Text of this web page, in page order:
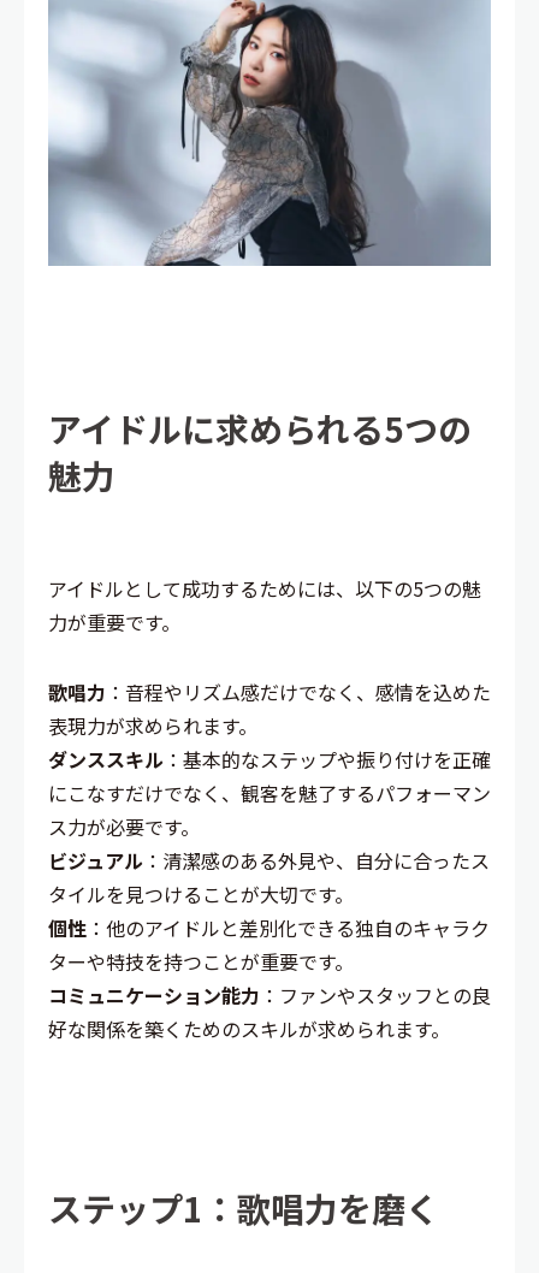
アイドルに求められる5つの
魅力
アイドルとして成功するためには、以下の5つの魅
力が重要です。
歌唱力 ：音程やリズム感だけでなく、感情を込めた
表現力が求められます。
ダンススキル ：基本的なステップや振り付けを正確
にこなすだけでなく、観客を魅了するパフォーマン
ス力が必要です。
ビジュアル ：清潔感のある外見や、自分に合ったス
タイルを見つけることが大切です。
個性 ：他のアイドルと差別化できる独自のキャラク
ターや特技を持つことが重要です。
コミュニケーション能力 ：ファンやスタッフとの良
好な関係を築くためのスキルが求められます。
ステップ1：歌唱力を磨く